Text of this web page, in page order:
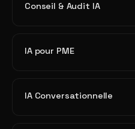
Conseil & Audit IA
IA pour PME
IA Conversationnelle